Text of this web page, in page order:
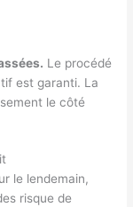
Le procédé
est garanti. La
le côté
le lendemain,
risque de